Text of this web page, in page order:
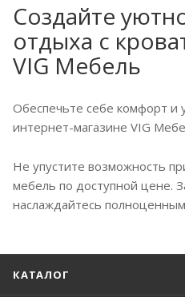
Создайте
отдыха с
VIG Мебель
Обеспечьте себе комфорт и
интернет-магазине VIG
Не упустите возможность
мебель по доступной цене.
наслаждайтесь
КАТАЛОГ